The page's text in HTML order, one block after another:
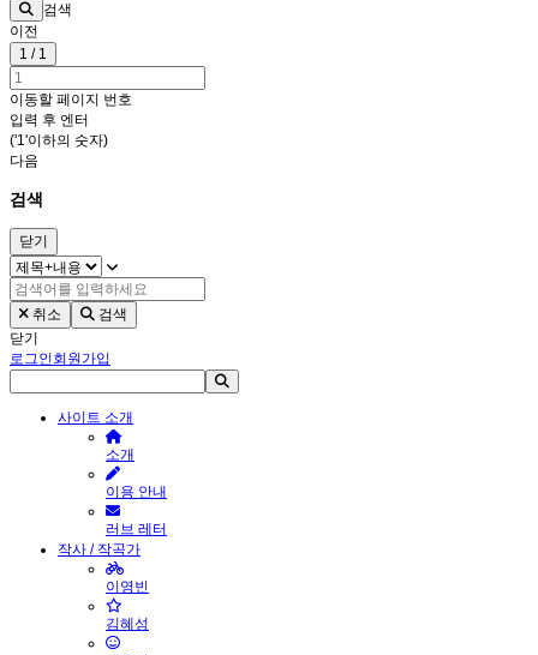
검색
이전
1 / 1
이동할 페이지 번호
입력 후 엔터
('1'이하의 숫자)
다음
검색
닫기
취소
검색
닫기
로그인회원가입
사이트 소개
소개
이용 안내
러브 레터
작사 / 작곡가
이영빈
김혜성